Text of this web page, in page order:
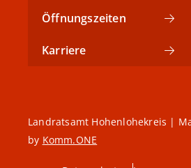
Öffnungszeiten
Karriere
©2023 - 2026 Landratsamt Hohenlohekreis |
by Komm.ONE